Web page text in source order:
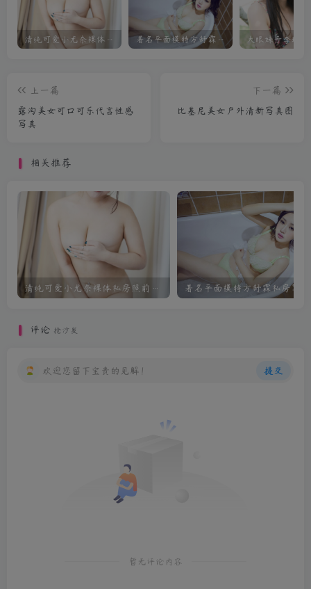
清纯可爱小尤奈裸体私房照前凸后翘迷人 著名平面模特方舒霖私房写真
上一篇
露沟美女可口可乐代言性感
写真
下一篇
比基尼美女户外清新写真图
相关推荐
清纯可爱小尤奈裸体私房照前凸后翘迷人 著名平面模特方舒霖私房写真
评论 抢沙发
欢迎您留下宝贵的见解！ 提交
暂无评论内容